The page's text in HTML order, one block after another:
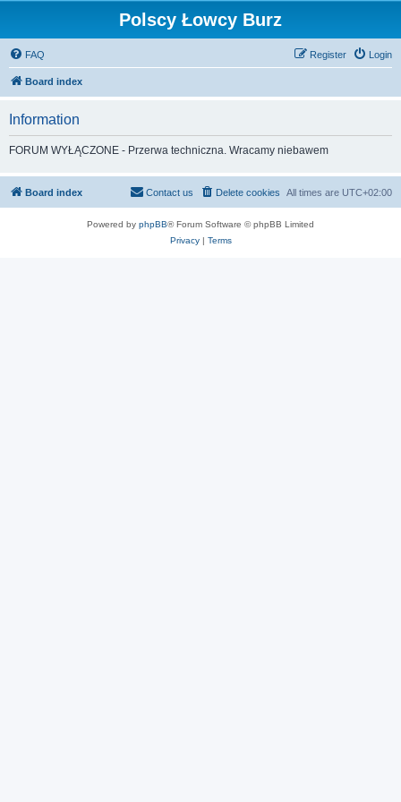
Polscy Łowcy Burz
FAQ Login
Register
Board index
Information
FORUM WYŁĄCZONE - Przerwa techniczna. Wracamy niebawem
Board index All times are UTC+02:00
Delete cookies
Contact us
Powered by phpBB® Forum Software © phpBB Limited
Privacy| Terms